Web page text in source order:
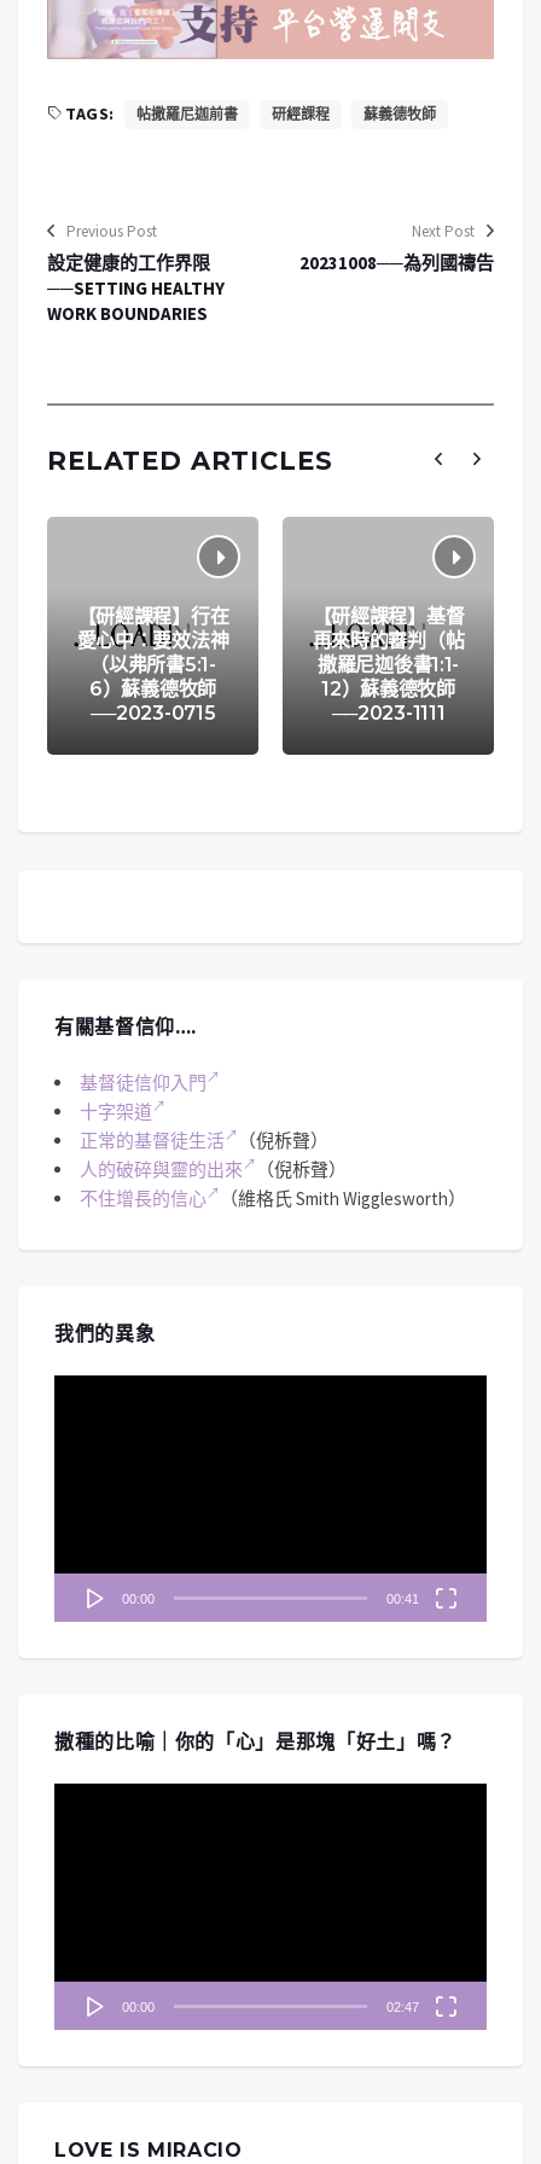
TAGS: 帖撒羅尼迦前書 研經課程 蘇義德牧師
Previous Post
設定健康的工作界限
──SETTING HEALTHY
WORK BOUNDARIES
Next Post
20231008──為列國禱告
RELATED ARTICLES
【研經課程】行在
愛心中：要效法神
（以弗所書5:1-
6）蘇義德牧師
──2023-0715
【研經課程】基督
再來時的審判（帖
撒羅尼迦後書1:1-
12）蘇義德牧師
──2023-1111
有關基督信仰….
基督徒信仰入門
十字架道
正常的基督徒生活
（倪柝聲）
人的破碎與靈的出來
（倪柝聲）
不住增長的信心
（維格氏 Smith Wigglesworth）
我們的異象
00:00 00:41
撒種的比喻｜你的「心」是那塊「好土」嗎？
00:00 02:47
LOVE IS MIRACIO